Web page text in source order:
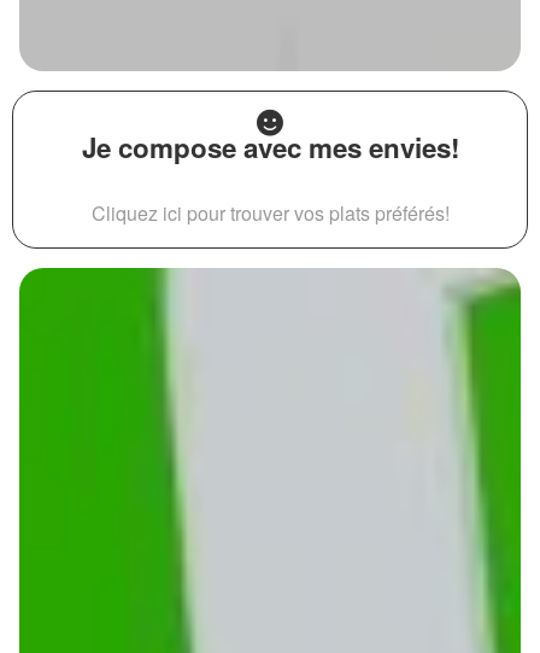
Je compose avec mes envies!
Cliquez ici pour trouver vos plats préférés!